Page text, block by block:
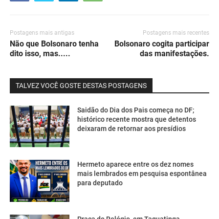
Postagens mais antigas
Não que Bolsonaro tenha
dito isso, mas.....
Postagens mais recentes
Bolsonaro cogita participar
das manifestações.
TALVEZ VOCÊ GOSTE DESTAS POSTAGENS
Saidão do Dia dos Pais começa no DF;
histórico recente mostra que detentos
deixaram de retornar aos presídios
Hermeto aparece entre os dez nomes
mais lembrados em pesquisa espontânea
para deputado